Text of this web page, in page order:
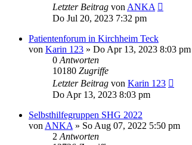
Letzter Beitrag von ANKA
Do Jul 20, 2023 7:32 pm
Patientenforum in Kirchheim Teck
von Karin 123 » Do Apr 13, 2023 8:03 pm
0 Antworten
10180 Zugriffe
Letzter Beitrag von Karin 123
Do Apr 13, 2023 8:03 pm
Selbsthilfegruppen SHG 2022
von ANKA » So Aug 07, 2022 5:50 pm
2 Antworten